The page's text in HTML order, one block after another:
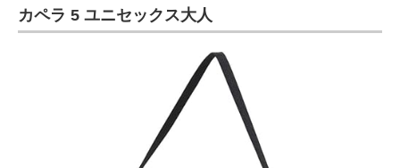
カペラ 5 ユニセックス大人